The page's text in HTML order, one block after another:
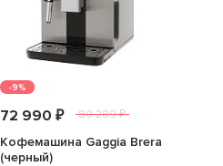
-9%
72 990 ₽ 80 289 ₽
Кофемашина Gaggia Brera
(черный)